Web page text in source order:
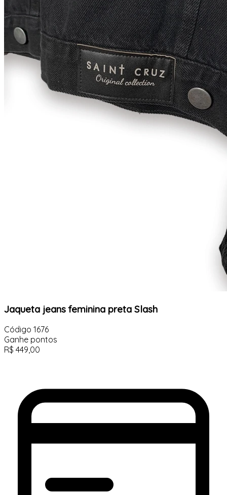
Jaqueta jeans feminina preta Slash
Código 1676
Ganhe pontos
R$ 449,00